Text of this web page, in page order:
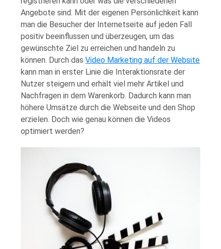
Angebote sind. Mit der eigenen Persönlichkeit kann
man die Besucher der Internetseite auf jeden Fall
positiv beeinflussen und überzeugen, um das
gewünschte Ziel zu erreichen und handeln zu
können. Durch dasVideo Marketing auf der Website
kann man in erster Linie die Interaktionsrate der
Nutzer steigern und erhält viel mehr Artikel und
Nachfragen in dem Warenkorb. Dadurch kann man
höhere Umsätze durch die Webseite und den Shop
erzielen. Doch wie genau können die Videos
optimiert werden?